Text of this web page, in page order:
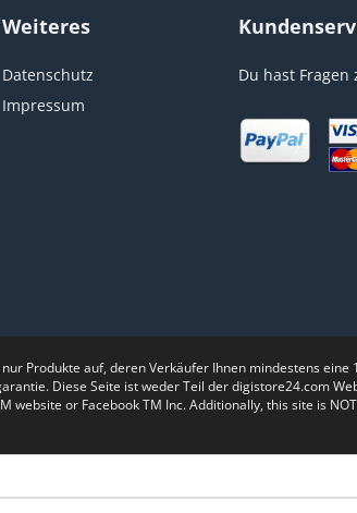
Weiteres
Datenschutz
Impressum
Du hast
Produkte auf, deren Verkäufer Ihnen mindestens
Diese Seite ist weder Teil der digistore24.com
or Facebook TM Inc. Additionally, this site is